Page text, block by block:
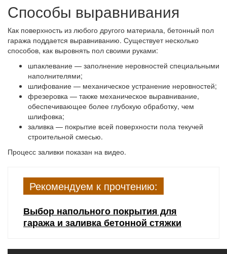
Способы выравнивания
Как поверхность из любого другого материала, бетонный пол
гаража поддается выравниванию. Существует несколько
способов, как выровнять пол своими руками:
шпаклевание — заполнение неровностей специальными
наполнителями;
шлифование — механическое устранение неровностей;
фрезеровка — также механическое выравнивание,
обеспечивающее более глубокую обработку, чем
шлифовка;
заливка — покрытие всей поверхности пола текучей
строительной смесью.
Процесс заливки показан на видео.
Рекомендуем к прочтению:
Выбор напольного покрытия для
гаража и заливка бетонной стяжки